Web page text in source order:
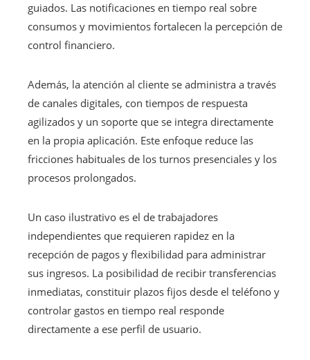
guiados. Las notificaciones en tiempo real sobre
consumos y movimientos fortalecen la percepción de
control financiero.
Además, la atención al cliente se administra a través
de canales digitales, con tiempos de respuesta
agilizados y un soporte que se integra directamente
en la propia aplicación. Este enfoque reduce las
fricciones habituales de los turnos presenciales y los
procesos prolongados.
Un caso ilustrativo es el de trabajadores
independientes que requieren rapidez en la
recepción de pagos y flexibilidad para administrar
sus ingresos. La posibilidad de recibir transferencias
inmediatas, constituir plazos fijos desde el teléfono y
controlar gastos en tiempo real responde
directamente a ese perfil de usuario.